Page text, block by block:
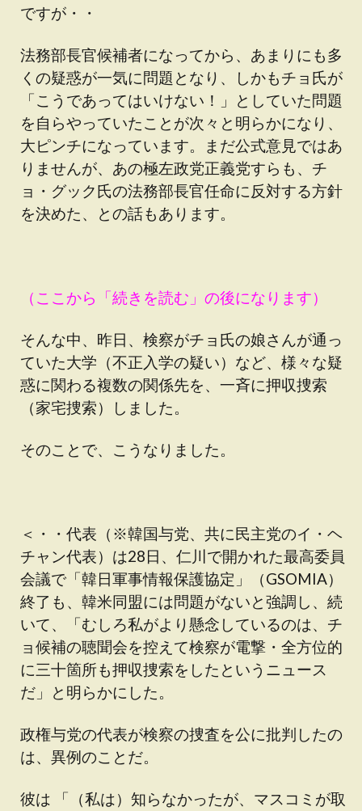
ですが・・
法務部長官候補者になってから、あまりにも多
くの疑惑が一気に問題となり、しかもチョ氏が
「こうであってはいけない！」としていた問題
を自らやっていたことが次々と明らかになり、
大ピンチになっています。まだ公式意見ではあ
りませんが、あの極左政党正義党すらも、チ
ョ・グック氏の法務部長官任命に反対する方針
を決めた、との話もあります。
（ここから「続きを読む」の後になります）
そんな中、昨日、検察がチョ氏の娘さんが通っ
ていた大学（不正入学の疑い）など、様々な疑
惑に関わる複数の関係先を、一斉に押収捜索
（家宅捜索）しました。
そのことで、こうなりました。
＜・・代表（※韓国与党、共に民主党のイ・ヘ
チャン代表）は28日、仁川で開かれた最高委員
会議で「韓日軍事情報保護協定」（GSOMIA）
終了も、韓米同盟には問題がないと強調し、続
いて、「むしろ私がより懸念しているのは、チ
ョ候補の聴聞会を控えて検察が電撃・全方位的
に三十箇所も押収捜索をしたというニュース
だ」と明らかにした。
政権与党の代表が検察の捜査を公に批判したの
は、異例のことだ。
彼は 「（私は）知らなかったが、マスコミが取